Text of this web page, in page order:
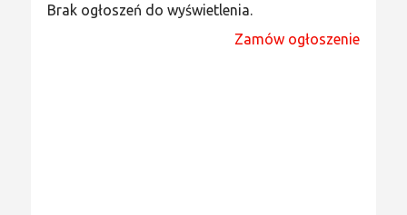
Brak ogłoszeń do wyświetlenia.
Zamów ogłoszenie